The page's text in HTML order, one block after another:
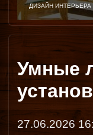
ДИЗАЙН ИНТЕРЬЕРА
Умные
27.06.2026